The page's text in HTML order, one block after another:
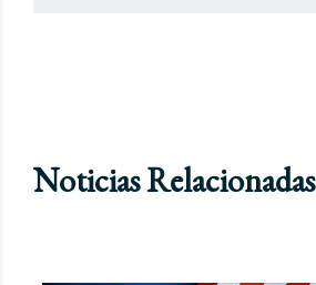
Noticias Relacionadas